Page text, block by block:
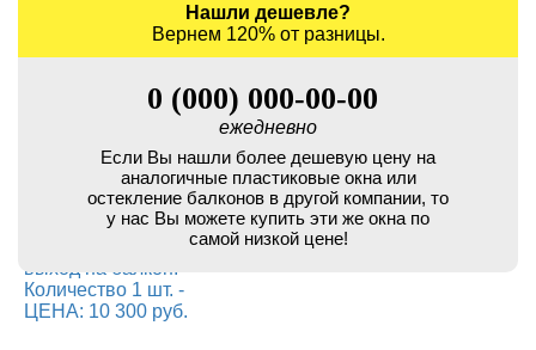
Нашли дешевле?
Вернем 120% от разницы.
0 (000) 000-00-00
ежедневно
Если Вы нашли более дешевую цену на
аналогичные пластиковые окна или
остекление балконов в другой компании, то
у нас Вы можете купить эти же окна по
самой низкой цене!